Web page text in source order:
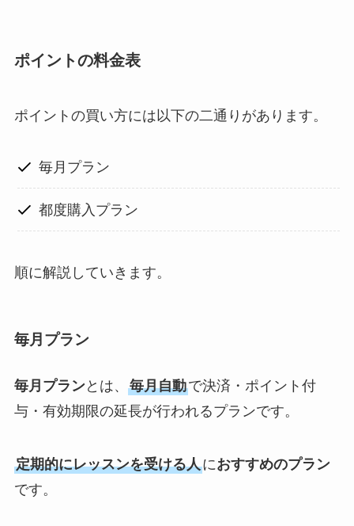
ポイントの料金表
ポイントの買い方には以下の二通りがあります。
毎月プラン
都度購入プラン
順に解説していきます。
毎月プラン
毎月プランとは、 毎月自動で決済・ポイント付
与・有効期限の延長が行われるプランです。
定期的にレッスンを受ける人におすすめのプラン
です。